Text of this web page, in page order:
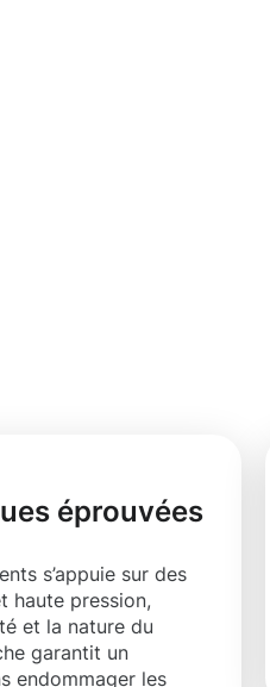
éprouvées
s’appuie sur des
haute pression,
et la nature du
garantit un
endommager les